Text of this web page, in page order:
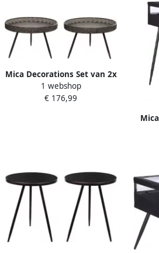
Mica Decorations Set van 2x
stuks bijzettafels Lagune
rond metaal brons H45 5 x
1 webshop
€ 176,99